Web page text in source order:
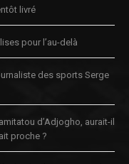
livré
pour l’au-delà
des sports Serge
d’Adjogho, aurait-il
proche ?